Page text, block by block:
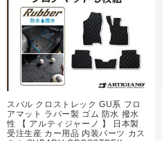
スバル クロストレック GU系 フロ
アマット ラバー製 ゴム 防水 撥水
性 【 アルティジャーノ 】 日本製
受注生産 カー用品 内装パーツ カス